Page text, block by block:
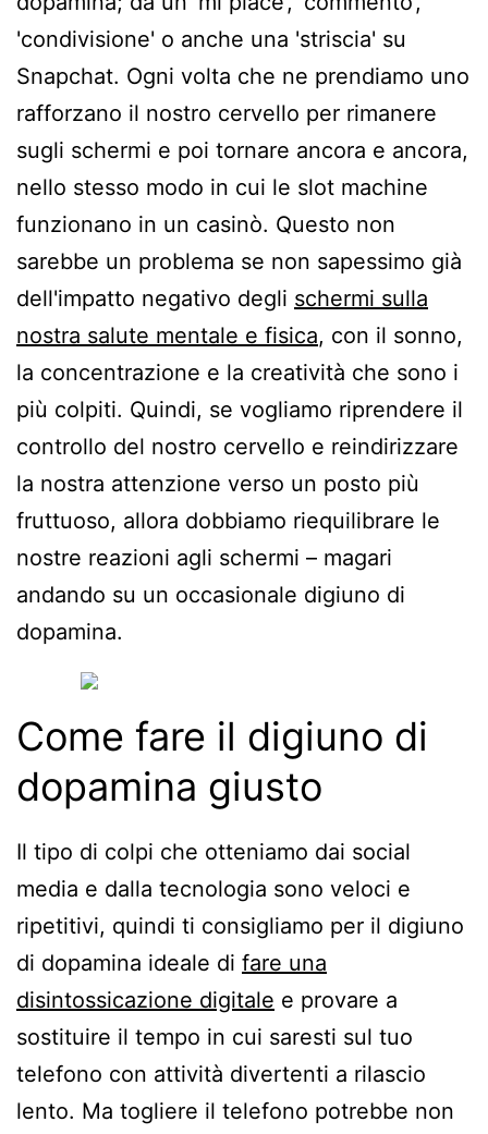
'condivisione' o anche una 'striscia' su
Snapchat. Ogni volta che ne prendiamo uno
rafforzano il nostro cervello per rimanere
sugli schermi e poi tornare ancora e ancora,
nello stesso modo in cui le slot machine
funzionano in un casinò. Questo non
sarebbe un problema se non sapessimo già
dell'impatto negativo degli schermi sulla
nostra salute mentale e fisica, con il sonno,
la concentrazione e la creatività che sono i
più colpiti. Quindi, se vogliamo riprendere il
controllo del nostro cervello e reindirizzare
la nostra attenzione verso un posto più
fruttuoso, allora dobbiamo riequilibrare le
nostre reazioni agli schermi – magari
andando su un occasionale digiuno di
dopamina.
Come fare il digiuno di
dopamina giusto
Il tipo di colpi che otteniamo dai social
media e dalla tecnologia sono veloci e
ripetitivi, quindi ti consigliamo per il digiuno
di dopamina ideale di fare una
disintossicazione digitale e provare a
sostituire il tempo in cui saresti sul tuo
telefono con attività divertenti a rilascio
lento. Ma togliere il telefono potrebbe non